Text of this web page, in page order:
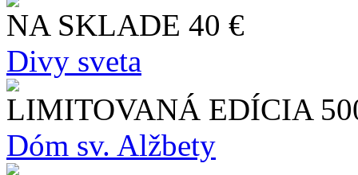
NA SKLADE 40 €
Divy sveta
LIMITOVANÁ EDÍCIA
Dóm sv. Alžbety